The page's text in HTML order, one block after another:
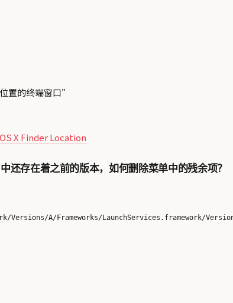
置的终端窗口”
X Finder Location
还存在着之前的版本，如何删除菜单中的残余项？